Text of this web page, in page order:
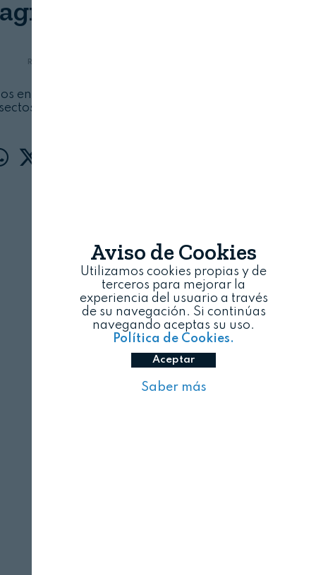
agricultura
REVISTA ALIMENTARIA
entomopatógenos que infectan de manera
que transmiten esta enfermedad
Aviso de Cookies
Utilizamos cookies propias y de
terceros para mejorar la
experiencia del usuario a través
de su navegación. Si continúas
navegando aceptas su uso.
Política de Cookies.
Aceptar
Saber más